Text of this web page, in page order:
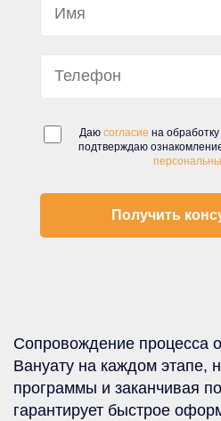
Даю согласие на
подтверждаю
Сопровождение
Вануату на каждом этапе,
программы и заканчивая
гарантирует быстрое